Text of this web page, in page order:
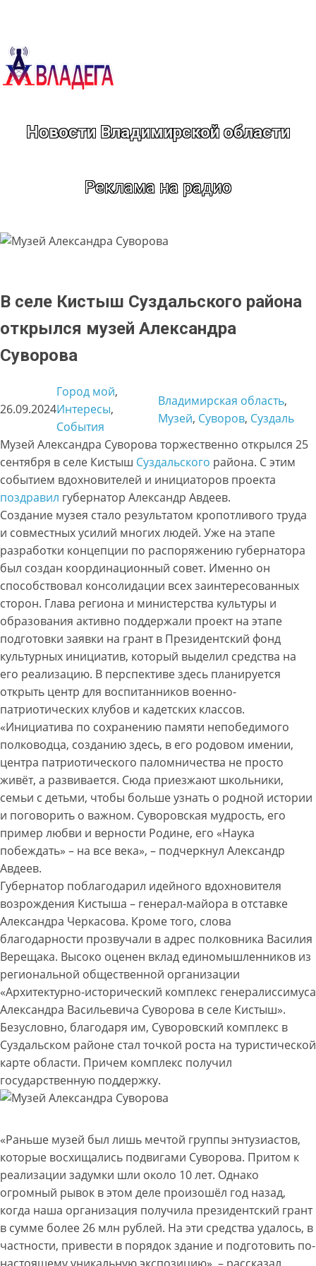
содержимому
Новости Владимирской области
Реклама на радио
В селе Кистыш Суздальского района
открылся музей Александра
Суворова
26.09.2024
Город мой
Интересы
События
Владимирская область
Музей, Суворов, Суздаль
Музей Александра Суворова торжественно открылся 25
сентября в селе Кистыш Суздальского района. С этим
событием вдохновителей и инициаторов проекта
поздравил губернатор Александр Авдеев.
Создание музея стало результатом кропотливого труда
и совместных усилий многих людей. Уже на этапе
разработки концепции по распоряжению губернатора
был создан координационный совет. Именно он
способствовал консолидации всех заинтересованных
сторон. Глава региона и министерства культуры и
образования активно поддержали проект на этапе
подготовки заявки на грант в Президентский фонд
культурных инициатив, который выделил средства на
его реализацию. В перспективе здесь планируется
открыть центр для воспитанников военно-
патриотических клубов и кадетских классов.
«Инициатива по сохранению памяти непобедимого
полководца, созданию здесь, в его родовом имении,
центра патриотического паломничества не просто
живёт, а развивается. Сюда приезжают школьники,
семьи с детьми, чтобы больше узнать о родной истории
и поговорить о важном. Суворовская мудрость, его
пример любви и верности Родине, его «Наука
побеждать» – на все века», – подчеркнул Александр
Авдеев.
Губернатор поблагодарил идейного вдохновителя
возрождения Кистыша – генерал-майора в отставке
Александра Черкасова. Кроме того, слова
благодарности прозвучали в адрес полковника Василия
Верещака. Высоко оценен вклад единомышленников из
региональной общественной организации
«Архитектурно-исторический комплекс генералиссимуса
Александра Васильевича Суворова в селе Кистыш».
Безусловно, благодаря им, Суворовский комплекс в
Суздальском районе стал точкой роста на туристической
карте области. Причем комплекс получил
государственную поддержку.
«Раньше музей был лишь мечтой группы энтузиастов,
которые восхищались подвигами Суворова. Притом к
реализации задумки шли около 10 лет. Однако
огромный рывок в этом деле произошёл год назад,
когда наша организация получила президентский грант
в сумме более 26 млн рублей. На эти средства удалось, в
частности, привести в порядок здание и подготовить по-